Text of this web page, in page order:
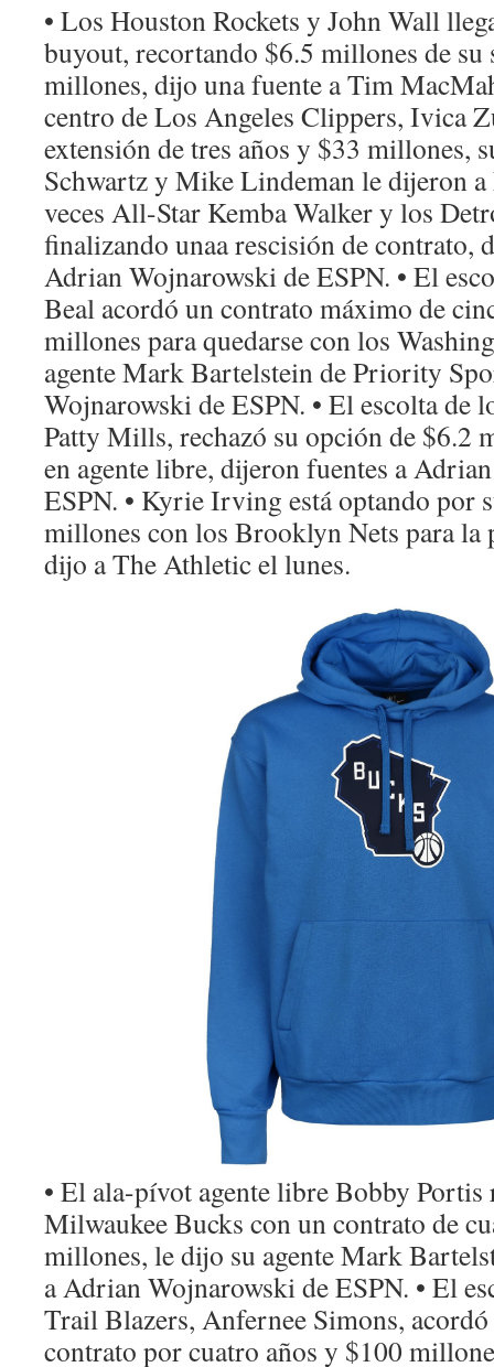
• Los Houston Rockets y John Wall
buyout, recortando $6.5 millones de su
millones, dijo una fuente a Tim
centro de Los Angeles Clippers, Ivica
extensión de tres años y $33 millones,
Schwartz y Mike Lindeman le dijeron a
veces All-Star Kemba Walker y los
finalizando unaa rescisión de contrato,
Adrian Wojnarowski de ESPN. • El
Beal acordó un contrato máximo de
millones para quedarse con los
agente Mark Bartelstein de Priority
Wojnarowski de ESPN. • El escolta de
Patty Mills, rechazó su opción de $6.2
en agente libre, dijeron fuentes a
ESPN. • Kyrie Irving está optando por
millones con los Brooklyn Nets para la
dijo a The Athletic el lunes.
• El ala-pívot agente libre Bobby Portis
Milwaukee Bucks con un contrato de
millones, le dijo su agente Mark
a Adrian Wojnarowski de ESPN. • El
Trail Blazers, Anfernee Simons,
contrato por cuatro años y $100